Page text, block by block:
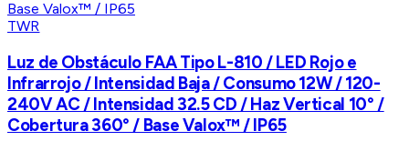
TWR
Luz de Obstáculo FAA Tipo L-810 / LED Rojo e
Infrarrojo / Intensidad Baja / Consumo 12W / 120-
240V AC / Intensidad 32.5 CD / Haz Vertical 10° /
Cobertura 360° / Base Valox™ / IP65